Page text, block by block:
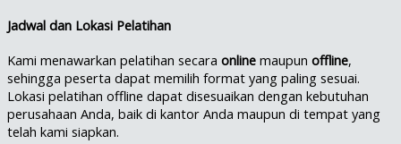
Jadwal dan Lokasi Pelatihan
Kami menawarkan pelatihan secara online maupun offline,
sehingga peserta dapat memilih format yang paling sesuai.
Lokasi pelatihan offline dapat disesuaikan dengan kebutuhan
perusahaan Anda, baik di kantor Anda maupun di tempat yang
telah kami siapkan.